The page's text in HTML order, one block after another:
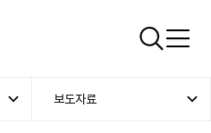
검색창
보도자료